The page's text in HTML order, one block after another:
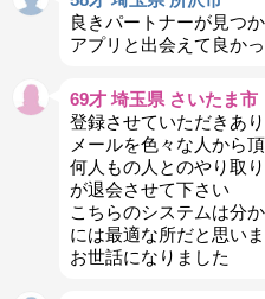
良きパートナーが見つ
アプリと出会えて良かっ
69才 埼玉県 さいたま市
登録させていただきあ
メールを色々な人から
何人もの人とのやり取
が退会させて下さい
こちらのシステムは分
には最適な所だと思い
お世話になりました